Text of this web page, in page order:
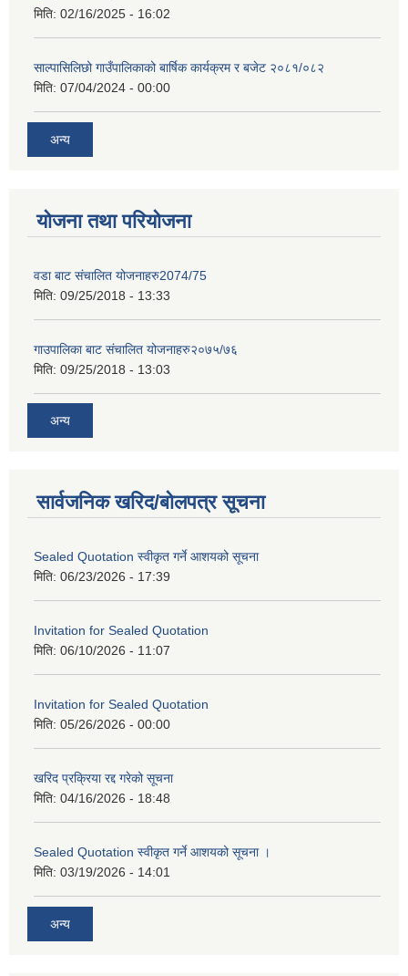
मिति: 02/16/2025 - 16:02
साल्पासिलिछो गाउँपालिकाको बार्षिक कार्यक्रम र बजेट २०८१/०८२
मिति: 07/04/2024 - 00:00
अन्य
योजना तथा परियोजना
वडा बाट संचालित योजनाहरु2074/75
मिति: 09/25/2018 - 13:33
गाउपालिका बाट संचालित योजनाहरु२०७५/७६
मिति: 09/25/2018 - 13:03
अन्य
सार्वजनिक खरिद/बोलपत्र सूचना
Sealed Quotation स्वीकृत गर्ने आशयको सूचना
मिति: 06/23/2026 - 17:39
Invitation for Sealed Quotation
मिति: 06/10/2026 - 11:07
Invitation for Sealed Quotation
मिति: 05/26/2026 - 00:00
खरिद प्रक्रिया रद्द गरेको सूचना
मिति: 04/16/2026 - 18:48
Sealed Quotation स्वीकृत गर्ने आशयको सूचना ।
मिति: 03/19/2026 - 14:01
अन्य